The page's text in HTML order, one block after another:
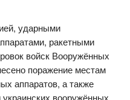
ударными
ракетными
войск Вооружённых
поражение местам
аппаратов, а также
вооружённых